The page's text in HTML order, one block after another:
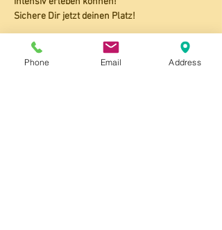
Sichere Dir jetzt deinen Platz!
Suche die Stille auf und nimm dir die Zeit und
den Raum, um in deine eigenen Träume und
Phone Email Address